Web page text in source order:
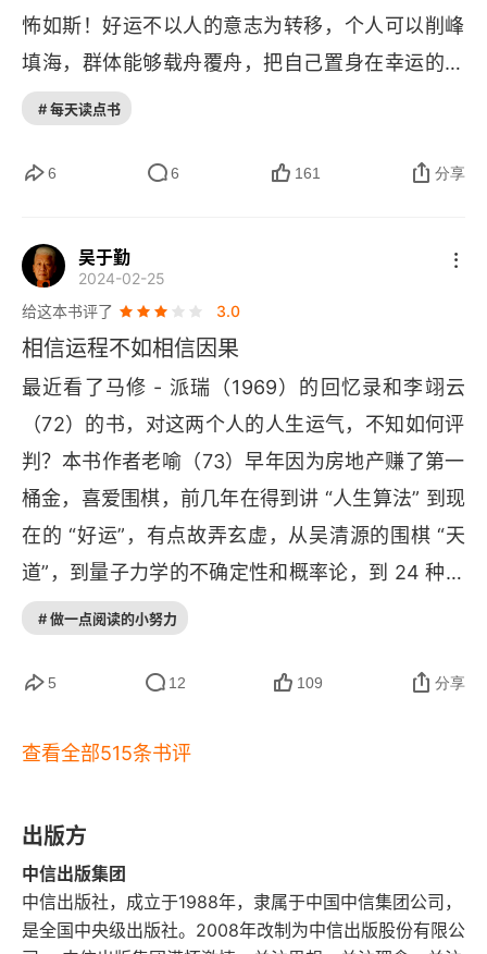
运气的“反事实原理”
决定一生的是偶然，还是必然？
天才的好运哲学
法则三 天才的好运，在于“击中别人看不见的靶子”
人生无常，命运如常
何事惊慌，不必惊慌
法则四 理解幸运女神的算法
第5幕 幸福 别去比较
人天生爱比较
虚幻的对比
成功的比较系统
人生的束缚
法则六 好运是“承受生命之重”的起舞
第7幕 希望 永不沉没
怖如斯！好运不以人的意志为转移，个人可以削峰
填海，群体能够载舟覆舟，把自己置身在幸运的脉
络里，“乐观地幻想，悲观地计划，平静地实行”。
冲突又耦合，满怀期许又不期而遇。
# 每天读点书
6 6 161 分享
吴于勤
2024-02-25
给这本书评了
3.0
相信运程不如相信因果
最近看了马修 - 派瑞（1969）的回忆录和李翊云
（72）的书，对这两个人的人生运气，不知如何评
判？本书作者老喻（73）早年因为房地产赚了第一
桶金，喜爱围棋，前几年在得到讲 “人生算法” 到现
在的 “好运”，有点故弄玄虚，从吴清源的围棋 “天
道”，到量子力学的不确定性和概率论，到 24 种人
生枷锁和 23 种对策，讲的头头是道，满篇的金
洗，只要身体健康对比蔡磊还是运气好，而人最难
培当人生导师并不顺利，书中的各种 “好运清单” 也
人了，高合老板丁磊绚丽的履历，从复旦物理系硕
士毕业后进上汽做到上汽通用总经理，集团副总
裁，后进入仕途任上海张江管委会老大和浦东新区
副区长，到 2015 年加入乐视开始不顺，在乐视两
# 做一点阅读的小努力
5 12 109 分享
查看全部515条书评
出版方
中信出版集团
中信出版社，成立于1988年，隶属于中国中信集团公司，
是全国中央级出版社。2008年改制为中信出版股份有限公